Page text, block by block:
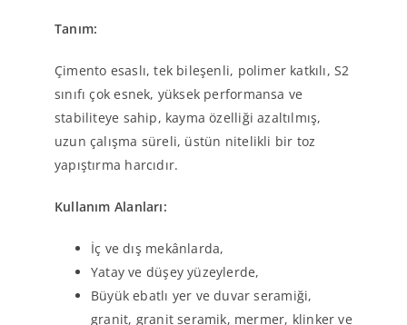
Tanım:
Çimento esaslı, tek bileşenli, polimer katkılı, S2
sınıfı çok esnek, yüksek performansa ve
stabiliteye sahip, kayma özelliği azaltılmış,
uzun çalışma süreli, üstün nitelikli bir toz
yapıştırma harcıdır.
Kullanım Alanları:
İç ve dış mekânlarda,
Yatay ve düşey yüzeylerde,
Büyük ebatlı yer ve duvar seramiği,
granit, granit seramik, mermer, klinker ve